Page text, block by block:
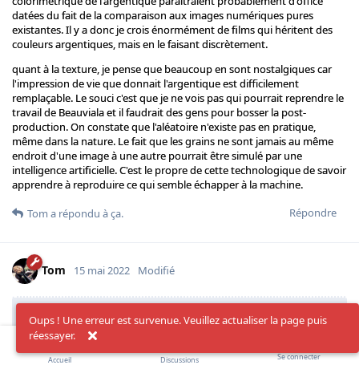
datées du fait de la comparaison aux images numériques pures
existantes. Il y a donc je crois énormément de films qui héritent des
couleurs argentiques, mais en le faisant discrètement.
quant à la texture, je pense que beaucoup en sont nostalgiques car
l'impression de vie que donnait l'argentique est difficilement
remplaçable. Le souci c'est que je ne vois pas qui pourrait reprendre le
travail de Beauviala et il faudrait des gens pour bosser la post-
production. On constate que l'aléatoire n'existe pas en pratique,
même dans la nature. Le fait que les grains ne sont jamais au même
endroit d'une image à une autre pourrait être simulé par une
intelligence artificielle. C'est le propre de cette technologique de savoir
apprendre à reproduire ce qui semble échapper à la machine.
Répondre
Tom a répondu à ça.
Tom 15 mai 2022 Modifié
parfaitement l'aspect colorimétrique de l'argentique paraitraient
probablement d'office datées du fait de la comparaison aux
images numériques pures existantes.
Oups ! Une erreur est survenue. Veuillez actualiser la page puis
réessayer.
Accueil Discussions Se connecter